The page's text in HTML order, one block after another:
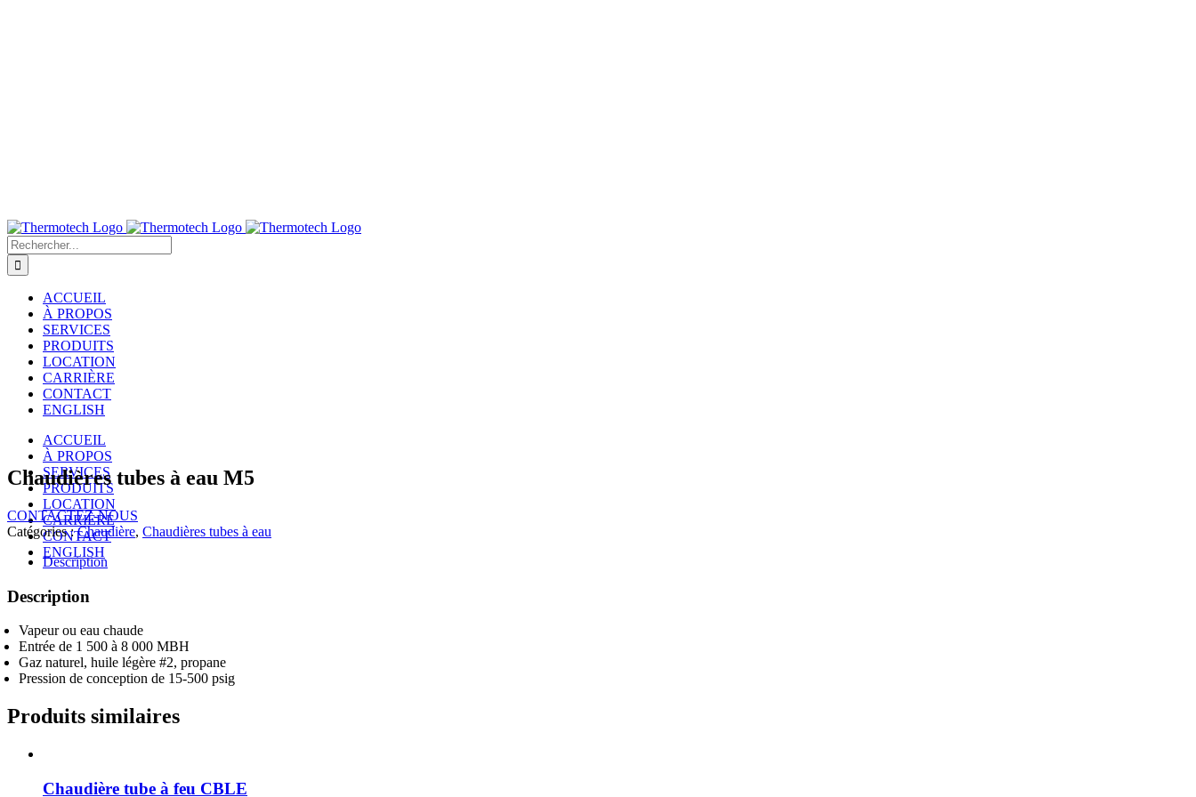
Rechercher:
ACCUEIL
À PROPOS
SERVICES
PRODUITS
LOCATION
CARRIÈRE
CONTACT
ENGLISH
ACCUEIL
À PROPOS
SERVICES
PRODUITS
LOCATION
CARRIÈRE
CONTACT
ENGLISH
Chaudières tubes à eau M5
CONTACTEZ-NOUS
Catégories :Chaudière, Chaudières tubes à eau
Description
Description
Vapeur ou eau chaude
Entrée de 1 500 à 8 000 MBH
Gaz naturel, huile légère #2, propane
Pression de conception de 15-500 psig
Produits similaires
Chaudière tube à feu CBLE